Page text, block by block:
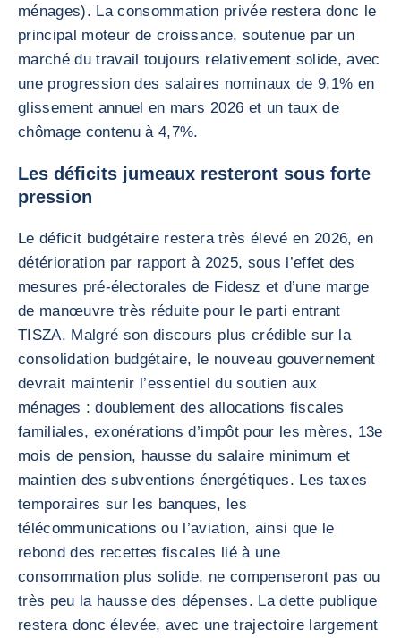
ménages). La consommation privée restera donc le
principal moteur de croissance, soutenue par un
marché du travail toujours relativement solide, avec
une progression des salaires nominaux de 9,1% en
glissement annuel en mars 2026 et un taux de
chômage contenu à 4,7%.
Les déficits jumeaux resteront sous forte
pression
Le déficit budgétaire restera très élevé en 2026, en
détérioration par rapport à 2025, sous l’effet des
mesures pré-électorales de Fidesz et d’une marge
de manœuvre très réduite pour le parti entrant
TISZA. Malgré son discours plus crédible sur la
consolidation budgétaire, le nouveau gouvernement
devrait maintenir l’essentiel du soutien aux
ménages : doublement des allocations fiscales
familiales, exonérations d’impôt pour les mères, 13e
mois de pension, hausse du salaire minimum et
maintien des subventions énergétiques. Les taxes
temporaires sur les banques, les
télécommunications ou l’aviation, ainsi que le
rebond des recettes fiscales lié à une
consommation plus solide, ne compenseront pas ou
très peu la hausse des dépenses. La dette publique
restera donc élevée, avec une trajectoire largement